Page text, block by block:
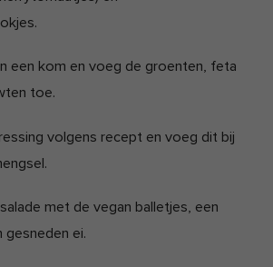
een kom en voeg de groenten, feta
toe.
volgens recept en voeg dit bij
met de vegan balletjes, een
gesneden ei.